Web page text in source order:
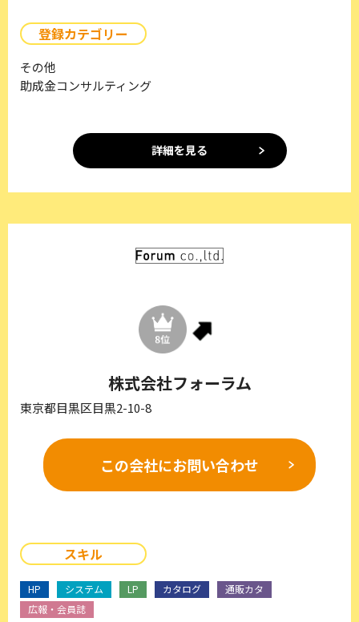
登録カテゴリー
その他
助成金コンサルティング
詳細を見る
株式会社フォーラム
東京都目黒区目黒2-10-8
この会社にお問い合わせ
スキル
HP システム LP カタログ
通販カタ
広報・会員誌